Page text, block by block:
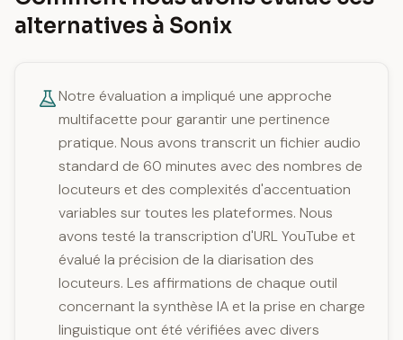
alternatives à Sonix
Notre évaluation a impliqué une approche
multifacette pour garantir une pertinence
pratique. Nous avons transcrit un fichier audio
standard de 60 minutes avec des nombres de
locuteurs et des complexités d'accentuation
variables sur toutes les plateformes. Nous
avons testé la transcription d'URL YouTube et
évalué la précision de la diarisation des
locuteurs. Les affirmations de chaque outil
concernant la synthèse IA et la prise en charge
linguistique ont été vérifiées avec divers